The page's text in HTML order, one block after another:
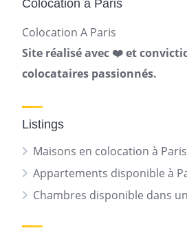
Colocation à Paris
Colocation A Paris
Site réalisé avec ❤️ et
colocataires passionnés.
Listings
Maisons en colocation à Paris
Appartements disponible à
Chambres disponible dans